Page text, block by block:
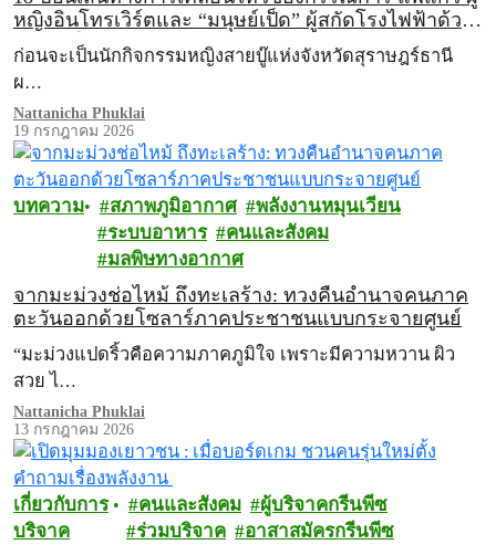
หญิงอินโทรเวิร์ตและ “มนุษย์เป็ด” ผู้สกัดโรงไฟฟ้าด้วย
วิธีต่อสู้ในแบบของตัวเอง
ก่อนจะเป็นนักกิจกรรมหญิงสายบู๊แห่งจังหวัดสุราษฎร์ธานี
ผ…
Nattanicha Phuklai
19 กรกฎาคม 2026
บทความ สภาพภูมิอากาศ
พลังงานหมุนเวียน
ระบบอาหาร
คนและสังคม
มลพิษทางอากาศ
จากมะม่วงช่อไหม้ ถึงทะเลร้าง: ทวงคืนอำนาจคนภาค
ตะวันออกด้วยโซลาร์ภาคประชาชนแบบกระจายศูนย์
“มะม่วงแปดริ้วคือความภาคภูมิใจ เพราะมีความหวาน ผิว
สวย ไ…
Nattanicha Phuklai
13 กรกฎาคม 2026
เกี่ยวกับการ
บริจาค
คนและสังคม
ผู้บริจาคกรีนพีซ
ร่วมบริจาค
อาสาสมัครกรีนพีซ